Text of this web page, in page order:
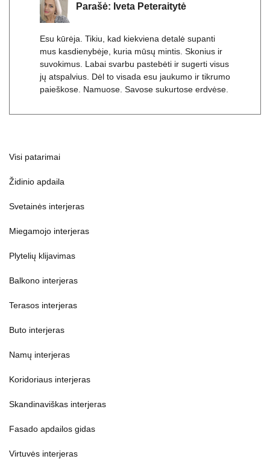
Parašė: Iveta Peteraitytė
Esu kūrėja. Tikiu, kad kiekviena detalė supanti
mus kasdienybėje, kuria mūsų mintis. Skonius ir
suvokimus. Labai svarbu pastebėti ir sugerti visus
jų atspalvius. Dėl to visada esu jaukumo ir tikrumo
paieškose. Namuose. Savose sukurtose erdvėse.
Visi patarimai
Židinio apdaila
Svetainės interjeras
Miegamojo interjeras
Plytelių klijavimas
Balkono interjeras
Terasos interjeras
Buto interjeras
Namų interjeras
Koridoriaus interjeras
Skandinaviškas interjeras
Fasado apdailos gidas
Virtuvės interjeras